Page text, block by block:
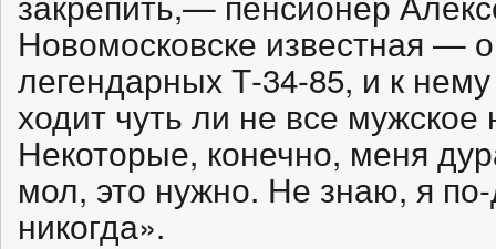
Новомосковске известная —
легендарных Т-34-85, и к
ходит чуть ли не все
Некоторые, конечно, меня
мол, это нужно. Не знаю, я
никогда».